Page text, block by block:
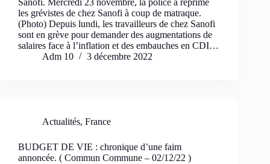
Sanofi. Mercredi 23 novembre, la police a réprimé
les grévistes de chez Sanofi à coup de matraque.
(Photo) Depuis lundi, les travailleurs de chez Sanofi
sont en grève pour demander des augmentations de
salaires face à l’inflation et des embauches en CDI…
Adm 10
3 décembre 2022
Actualités, France
BUDGET DE VIE : chronique d’une faim
annoncée. ( Commun Commune – 02/12/22 )